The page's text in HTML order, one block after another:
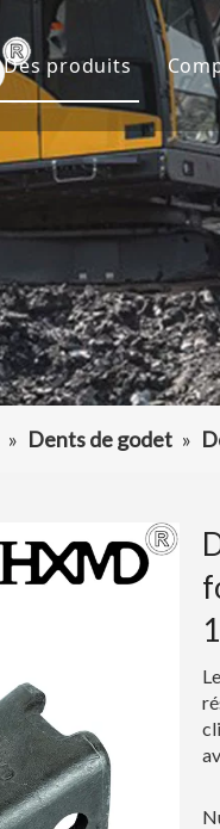
Des produits
Dents de godet
Godet d'excavatrice
Adaptateur de
Autres accessoires
» Dents de godet »